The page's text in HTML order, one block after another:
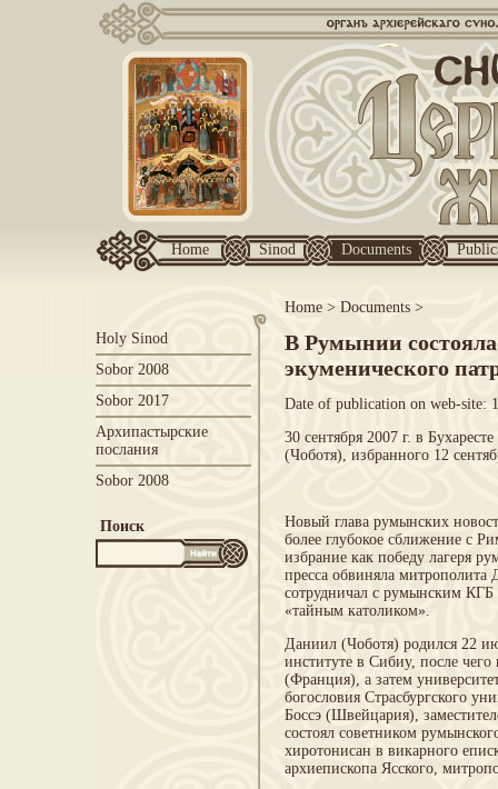
Home Sinod Documents
Home > Documents >
Holy Sinod
Sobor 2008
Sobor 2017
Архипастырские
послания
Sobor 2008
Поиск
В Румынии
экуменического
Date of publication on web-site:
30 сентября 2007 г. в
(Чоботя), избранного 12
Новый глава румынских
более глубокое сближение с
избрание как победу лагеря
пресса обвиняла
сотрудничал с румынским КГБ
«тайным католиком».
Даниил (Чоботя) родился 22
институте в Сибиу, после чего
(Франция), а затем
богословия Страсбургского
Боссэ (Швейцария),
состоял советником
хиротонисан в викарного
архиепископа Ясского,